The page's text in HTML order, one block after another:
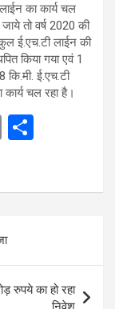
का कार्य चल
तो वर्ष 2020 की
ई.एच.टी लाईन की
किया गया एवं 1
ई.एच.टी
कार्य चल रहा है।
C
n
रुपये का हो रहा